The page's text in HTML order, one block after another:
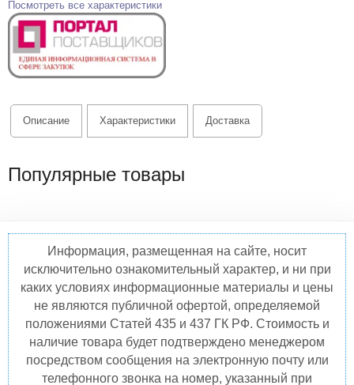
Посмотреть все характеристики
Описание Характеристики Доставка
Популярные товары
Информация, размещенная на сайте, носит
исключительно ознакомительный характер, и ни при
каких условиях информационные материалы и цены
не являются публичной офертой, определяемой
положениями Статей 435 и 437 ГК РФ. Стоимость и
наличие товара будет подтверждено менеджером
посредством сообщения на электронную почту или
телефонного звонка на номер, указанный при